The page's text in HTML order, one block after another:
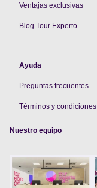
Ventajas exclusivas
Blog Tour Experto
Ayuda
Preguntas frecuentes
Términos y condiciones
Nuestro equipo